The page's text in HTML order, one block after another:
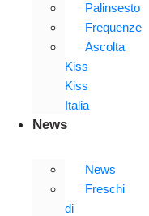
Palinsesto
Frequenze
Ascolta
Kiss
Kiss
Italia
News
News
Freschi
di